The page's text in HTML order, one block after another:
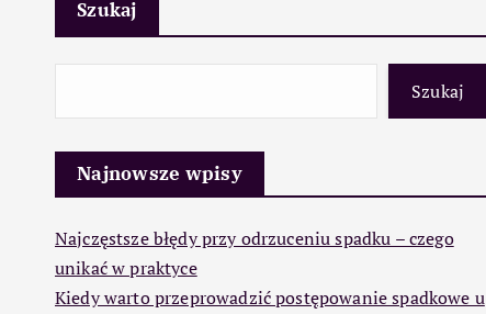
Szukaj
Szukaj
Najnowsze wpisy
Najczęstsze błędy przy odrzuceniu spadku – czego
unikać w praktyce
Kiedy warto przeprowadzić postępowanie spadkowe u